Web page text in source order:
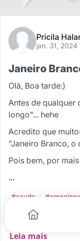
Pricila
jan. 31, 2024
Janeiro
Olá, Boa tarde:)
Antes de qualquer
longo"... hehe
Acredito que
“Janeiro Branco, o
Pois bem, por
...
#saude
#janeiro branco
Leia mais